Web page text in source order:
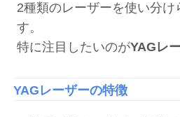
2種類のレーザーを使い分
す。
特に注目したいのがYAGレ
YAGレーザーの特徴